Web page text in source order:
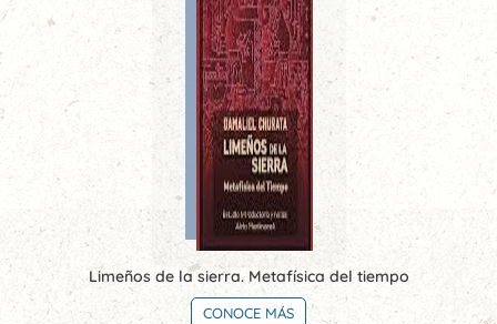
Limeños de la sierra. Metafísica del tiempo
CONOCE MÁS